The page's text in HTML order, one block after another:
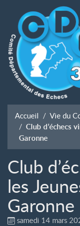
Accueil Vie du
Club d’échecs
Garonne
Club
les
Garonne
samedi 14 mars